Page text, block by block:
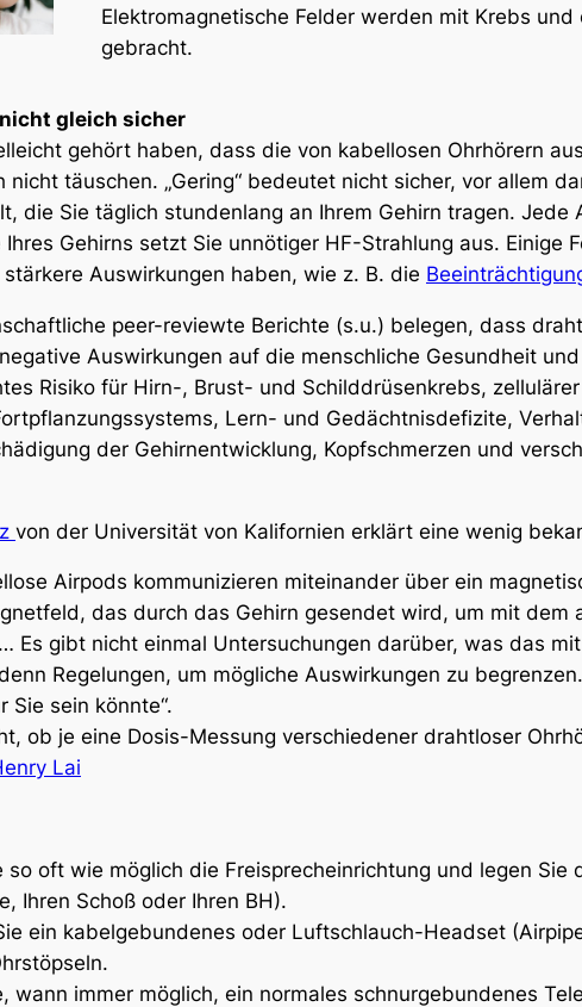
Elektromagnetische Felder werden mit Krebs
gebracht.
gleich sicher
gehört haben, dass die von kabellosen Ohrhörern
nicht täuschen. „Gering“ bedeutet nicht sicher, vor allem
die Sie täglich stundenlang an Ihrem Gehirn tragen.
Gehirns setzt Sie unnötiger HF-Strahlung aus. Einige
Auswirkungen haben, wie z. B. die
peer-reviewte Berichte (s.u.) belegen, dass
Auswirkungen auf die menschliche Gesundheit
Risiko für Hirn-, Brust- und Schilddrüsenkrebs,
Lern- und Gedächtnisdefizite,
der Gehirnentwicklung, Kopfschmerzen und
von der Universität von Kalifornien erklärt eine wenig
Airpods kommunizieren miteinander über ein
das durch das Gehirn gesendet wird, um mit dem
Es gibt nicht einmal Untersuchungen darüber, was das
Regelungen, um mögliche Auswirkungen zu
Sie sein könnte“.
ob je eine Dosis-Messung verschiedener drahtloser
Lai
so oft wie möglich die Freisprecheinrichtung und legen Sie
Ihren Schoß oder Ihren BH).
ein kabelgebundenes oder Luftschlauch-Headset
wann immer möglich, ein normales schnurgebundenes